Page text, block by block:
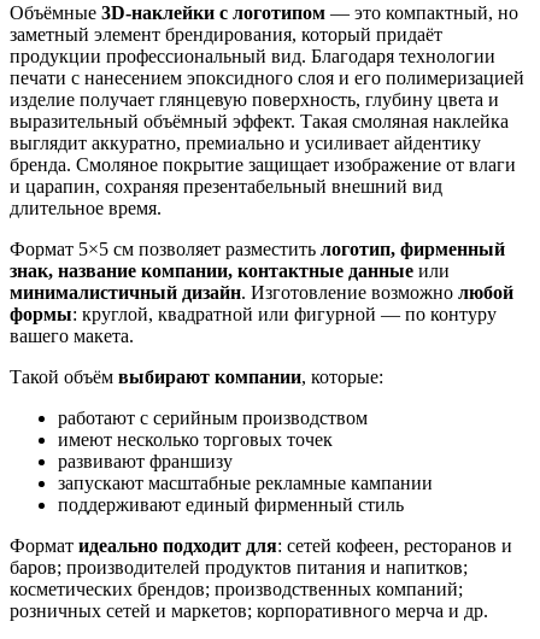
Объёмные 3D-наклейки с логотипом — это компактный, но
заметный элемент брендирования, который придаёт
продукции профессиональный вид. Благодаря технологии
печати с нанесением эпоксидного слоя и его полимеризацией
изделие получает глянцевую поверхность, глубину цвета и
выразительный объёмный эффект. Такая смоляная наклейка
выглядит аккуратно, премиально и усиливает айдентику
бренда. Смоляное покрытие защищает изображение от влаги
и царапин, сохраняя презентабельный внешний вид
длительное время.
Формат 5×5 см позволяет разместить логотип, фирменный
знак, название компании, контактные данные или
минималистичный дизайн. Изготовление возможно любой
формы: круглой, квадратной или фигурной — по контуру
вашего макета.
Такой объём выбирают компании, которые:
работают с серийным производством
имеют несколько торговых точек
развивают франшизу
запускают масштабные рекламные кампании
поддерживают единый фирменный стиль
Формат идеально подходит для: сетей кофеен, ресторанов и
баров; производителей продуктов питания и напитков;
косметических брендов; производственных компаний;
розничных сетей и маркетов; корпоративного мерча и др.